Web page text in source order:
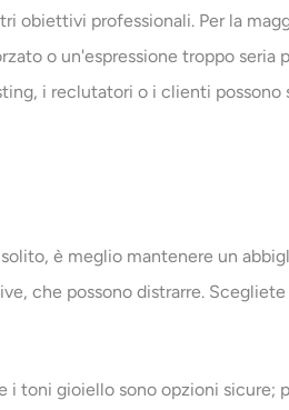
obiettivi professionali. Per la
o un'espressione troppo
i reclutatori o i clienti possono
è meglio mantenere un
che possono distrarre.
i toni gioiello sono opzioni